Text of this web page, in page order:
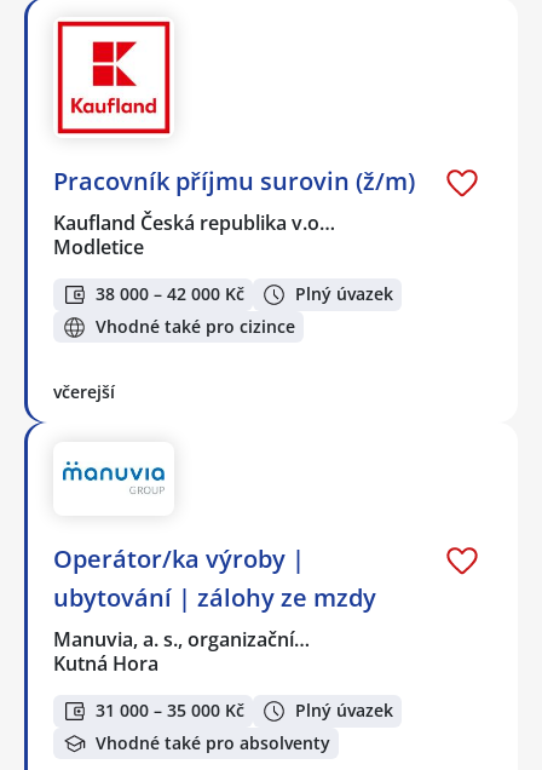
Pracovník příjmu surovin (ž/m)
Kaufland Česká republika v.o…
Modletice
38 000 – 42 000 Kč
Plný úvazek
Vhodné také pro cizince
včerejší
Operátor/ka výroby |
ubytování | zálohy ze mzdy
Manuvia, a. s., organizační…
Kutná Hora
31 000 – 35 000 Kč
Plný úvazek
Vhodné také pro absolventy